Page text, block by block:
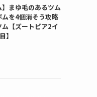
】まゆ毛のあるツム
を4個消そう攻略
ム【ズートピア2イ
】